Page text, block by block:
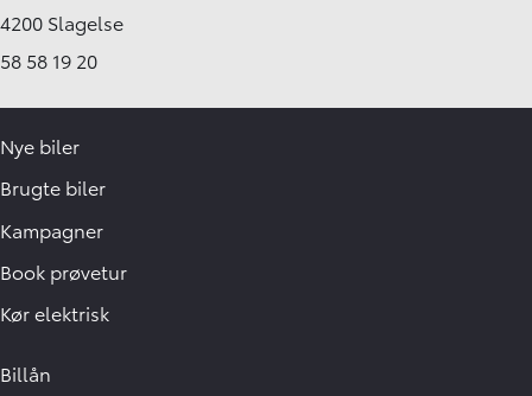
4200 Slagelse
58 58 19 20
Nye biler
Brugte biler
Kampagner
Book prøvetur
Kør elektrisk
Billån